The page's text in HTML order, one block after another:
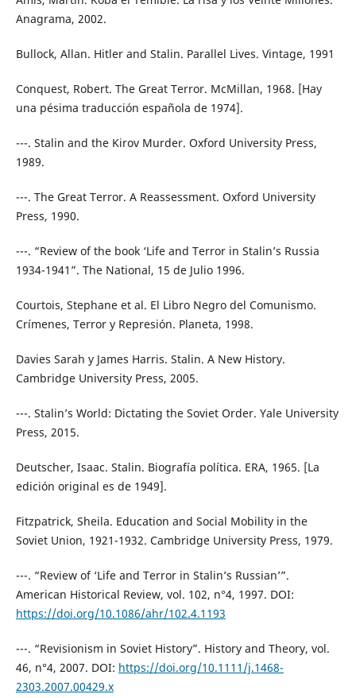
Anagrama, 2002.
Bullock, Allan. Hitler and Stalin. Parallel Lives. Vintage, 1991
Conquest, Robert. The Great Terror. McMillan, 1968. [Hay
una pésima traducción española de 1974].
---. Stalin and the Kirov Murder. Oxford University Press,
1989.
---. The Great Terror. A Reassessment. Oxford University
Press, 1990.
---. “Review of the book ‘Life and Terror in Stalin’s Russia
1934-1941”. The National, 15 de Julio 1996.
Courtois, Stephane et al. El Libro Negro del Comunismo.
Crímenes, Terror y Represión. Planeta, 1998.
Davies Sarah y James Harris. Stalin. A New History.
Cambridge University Press, 2005.
---. Stalin’s World: Dictating the Soviet Order. Yale University
Press, 2015.
Deutscher, Isaac. Stalin. Biografía política. ERA, 1965. [La
edición original es de 1949].
Fitzpatrick, Sheila. Education and Social Mobility in the
Soviet Union, 1921-1932. Cambridge University Press, 1979.
---. “Review of ‘Life and Terror in Stalin’s Russian’”.
American Historical Review, vol. 102, n°4, 1997. DOI:
https://doi.org/10.1086/ahr/102.4.1193
---. “Revisionism in Soviet History”. History and Theory, vol.
46, n°4, 2007. DOI: https://doi.org/10.1111/j.1468-
2303.2007.00429.x